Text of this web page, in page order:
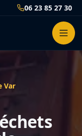
06 23 85 27 30
Var